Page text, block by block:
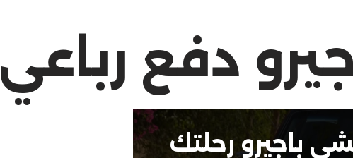
دفع رباعي
باجيرو رحلتك